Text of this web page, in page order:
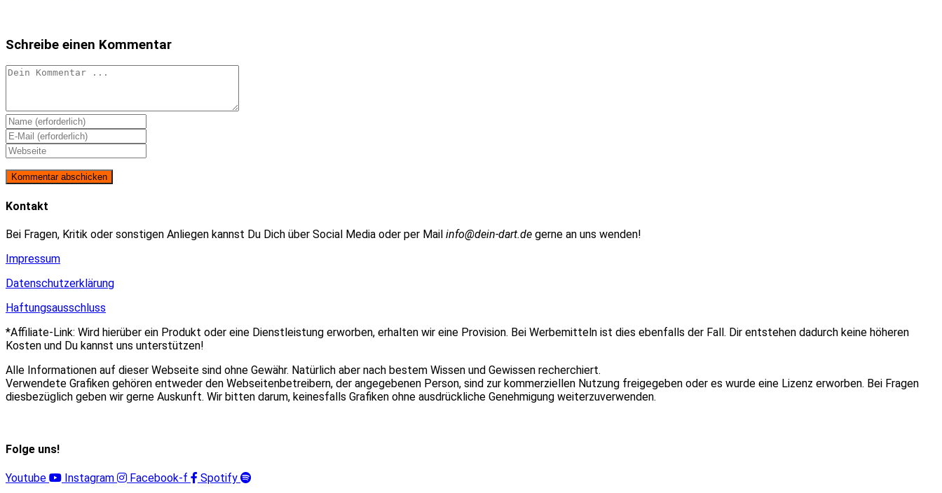
Schreibe einen Kommentar
Kommentieren
Gib
deinen
Namen
oder
Benutzernamen
zum
Kommentieren
ein
Gib
deine
E-
Mail-
Adresse
zum
ein
Gib
Website-
ein
Kontakt
Bei Fragen, Kritik oder sonstigen Anliegen kannst Du Dich über Social Media oder per Mail info@dein-dart.de gerne an uns wenden!
Impressum
Datenschutzerklärung
Haftungsausschluss
*Affiliate-Link: Wird hierüber ein Produkt oder eine Dienstleistung erworben, erhalten wir eine Provision. Bei Werbemitteln ist dies ebenfalls der Fall. Dir entstehen dadurch keine höheren
Kosten und Du kannst uns unterstützen!
Alle Informationen auf dieser Webseite sind ohne Gewähr. Natürlich aber nach bestem Wissen und Gewissen recherchiert.
Verwendete Grafiken gehören entweder den Webseitenbetreibern, der angegebenen Person, sind zur kommerziellen Nutzung freigegeben oder es wurde eine Lizenz erworben. Bei Fragen
diesbezüglich geben wir gerne Auskunft. Wir bitten darum, keinesfalls Grafiken ohne ausdrückliche Genehmigung weiterzuverwenden.
Folge uns!
Youtube Instagram Facebook-f Spotify